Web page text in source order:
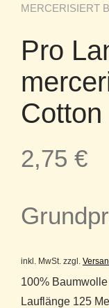
MERCERISIERT
Pro
2,75 €
inkl. MwSt. zzgl.
100% Baumwolle
Lauflänge 125